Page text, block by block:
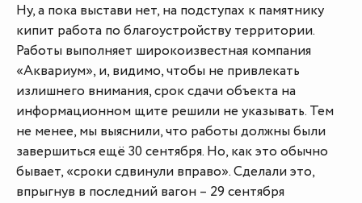
Ну, а пока выстави нет, на подступах к памятнику
кипит работа по благоустройству территории.
Работы выполняет широкоизвестная компания
«Аквариум», и, видимо, чтобы не привлекать
излишнего внимания, срок сдачи объекта на
информационном щите решили не указывать. Тем
не менее, мы выяснили, что работы должны были
завершиться ещё 30 сентября. Но, как это обычно
бывает, «сроки сдвинули вправо». Сделали это,
впрыгнув в последний вагон – 29 сентября